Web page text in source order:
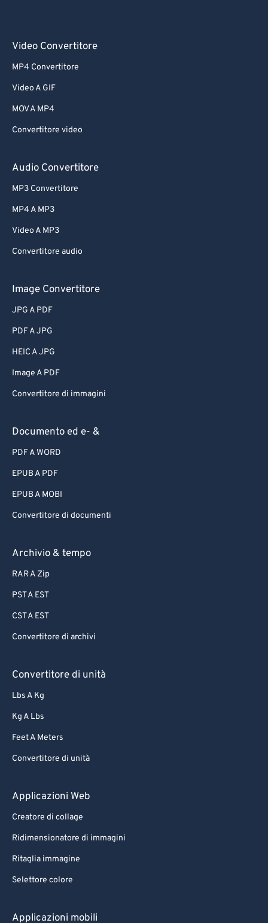
Video Convertitore
MP4 Convertitore
Video A GIF
MOV A MP4
Convertitore video
Audio Convertitore
MP3 Convertitore
MP4 A MP3
Video A MP3
Convertitore audio
Image Convertitore
JPG A PDF
PDF A JPG
HEIC A JPG
Image A PDF
Convertitore di immagini
Documento ed e- &
PDF A WORD
EPUB A PDF
EPUB A MOBI
Convertitore di documenti
Archivio & tempo
RAR A Zip
PST A EST
CST A EST
Convertitore di archivi
Convertitore di unità
Lbs A Kg
Kg A Lbs
Feet A Meters
Convertitore di unità
Applicazioni Web
Creatore di collage
Ridimensionatore di immagini
Ritaglia immagine
Selettore colore
Applicazioni mobili